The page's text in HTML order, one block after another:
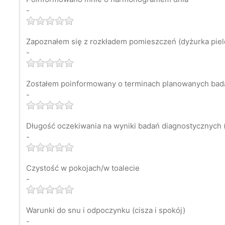
-
Zapoznałem się z rozkładem pomieszczeń (dyżurka
-
Zostałem poinformowany o terminach planowanych
-
Długość oczekiwania na wyniki badań
-
Czystość w pokojach/w toalecie
-
Warunki do snu i odpoczynku (cisza i spokój)
-